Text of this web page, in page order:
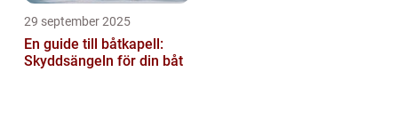
29 september 2025
En guide till båtkapell:
Skyddsängeln för din båt